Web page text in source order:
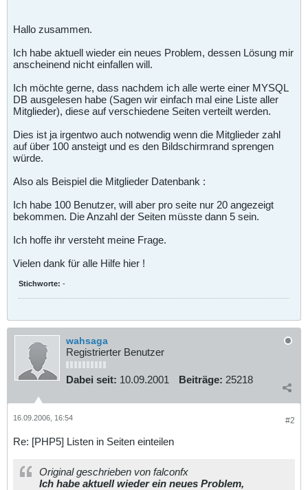
Hallo zusammen.
Ich habe aktuell wieder ein neues Problem, dessen Lösung mir
anscheinend nicht einfallen will.
Ich möchte gerne, dass nachdem ich alle werte einer MYSQL
DB ausgelesen habe (Sagen wir einfach mal eine Liste aller
Mitglieder), diese auf verschiedene Seiten verteilt werden.
Dies ist ja irgentwo auch notwendig wenn die Mitglieder zahl
auf über 100 ansteigt und es den Bildschirmrand sprengen
würde.
Also als Beispiel die Mitglieder Datenbank :
Ich habe 100 Benutzer, will aber pro seite nur 20 angezeigt
bekommen. Die Anzahl der Seiten müsste dann 5 sein.
Ich hoffe ihr versteht meine Frage.
Vielen dank für alle Hilfe hier !
Stichworte: -
wahsaga
Registrierter Benutzer
Dabei seit: 10.09.2001 Beiträge: 25218
#2
16.09.2006, 16:54
Re: [PHP5] Listen in Seiten einteilen
Original geschrieben von falconfx
Ich habe aktuell wieder ein neues Problem,